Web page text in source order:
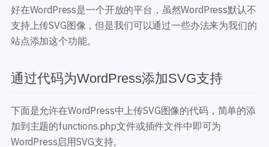
网站管理运营
WP新闻资讯
多语言主题开发
电子商务和支付
服务咨询
好在WordPress是一个开放的平台，虽然WordPress默认不
支持上传SVG图像，但是我们可以通过一些办法来为我们的
站点添加这个功能。
通过代码为WordPress添加SVG支持
下面是允许在WordPress中上传SVG图像的代码，简单的添
加到主题的functions.php文件或插件文件中即可为
WordPress启用SVG支持。